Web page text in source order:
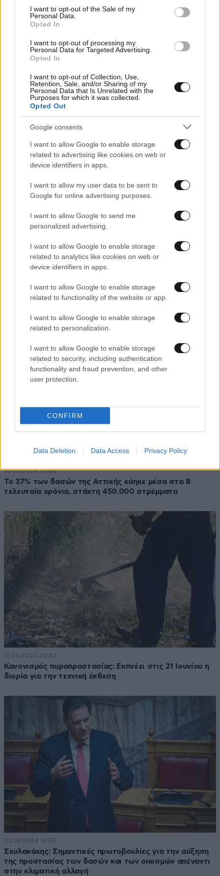
consent section.
I want to opt-out of the Sale of my
Personal Data.
Opted In
I want to opt-out of processing my
Personal Data for Targeted Advertising.
Opted In
I want to opt-out of Collection, Use,
Retention, Sale, and/or Sharing of my
Personal Data that Is Unrelated with the
Purposes for which it was collected.
Opted Out
Google consents
I want to allow Google to enable storage
related to advertising like cookies on web or
device identifiers in apps.
I want to allow my user data to be sent to
Google for online advertising purposes.
I want to allow Google to send me
personalized advertising.
I want to allow Google to enable storage
related to analytics like cookies on web or
device identifiers in apps.
I want to allow Google to enable storage
related to functionality of the website or app.
I want to allow Google to enable storage
related to personalization.
I want to allow Google to enable storage
related to security, including authentication
functionality and fraud prevention, and other
user protection.
CONFIRM
Data Deletion Data Access Privacy Policy
30·11·2024 11:12
Δράσεις και έργα ύψους 750 εκατομμυρίων ευρώ για
την προστασία του δασικού πλούτου της Ελλάδας
Καλύτερη η εικόνα στη φωτιά της Αμαλιάδας: Οι
βροχοπτώσεις βοηθούν τις πυροσβεστικές δυνάμεις που
14·08·2024 07:54
Το 37% των δασών της Αττικής κάηκε μέσα στα 8
τελευταία χρόνια, στάχτη 450.000 στρέμματα
15·06·2024 20:42
Κανονισμός πυροπροστασίας: Εκπνέει στις 21 Ιουνίου η
διορία για την τεχνική έκθεση
03·06·2024 14:55
Σκυλακάκης: Σημαντικές πρωτοβουλίες για την αύξηση
της προστασίας των δασών και των οικισμών απέναντι
στην κλιματική αλλαγή